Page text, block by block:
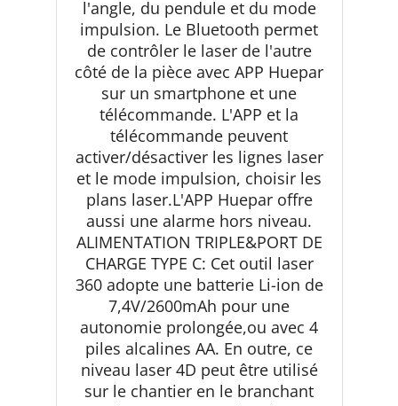
l'angle, du pendule et du mode
impulsion. Le Bluetooth permet
de contrôler le laser de l'autre
côté de la pièce avec APP Huepar
sur un smartphone et une
télécommande. L'APP et la
télécommande peuvent
activer/désactiver les lignes laser
et le mode impulsion, choisir les
plans laser.L'APP Huepar offre
aussi une alarme hors niveau.
ALIMENTATION TRIPLE&PORT DE
CHARGE TYPE C: Cet outil laser
360 adopte une batterie Li-ion de
7,4V/2600mAh pour une
autonomie prolongée,ou avec 4
piles alcalines AA. En outre, ce
niveau laser 4D peut être utilisé
sur le chantier en le branchant